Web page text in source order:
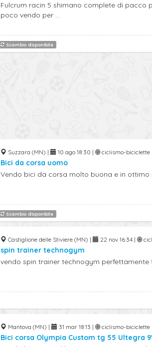
Fulcrum racin 5 shimano complete di pacco
poco vendo per ...
Scambio disponibile
Suzzara (MN) | 10 ago 18:30 | ciclismo-biciclette
Bici da corsa uomo
Vendo bici da corsa molto buona e in ottimo
Scambio disponibile
Castiglione delle Stiviere (MN) | 22 nov 16:34 |
spin trainer technogym
vendo spin trainer technogym perfettamente
Mantova (MN) | 31 mar 18:13 | ciclismo-biciclette
Bici corsa Olympia Custom tg 55 Ultegra